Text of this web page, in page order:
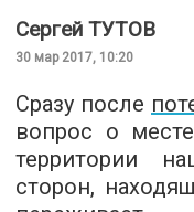
Сергей ТУТОВ
30 мар 2017, 10:20
Сразу после
вопрос о
территории
сторон,